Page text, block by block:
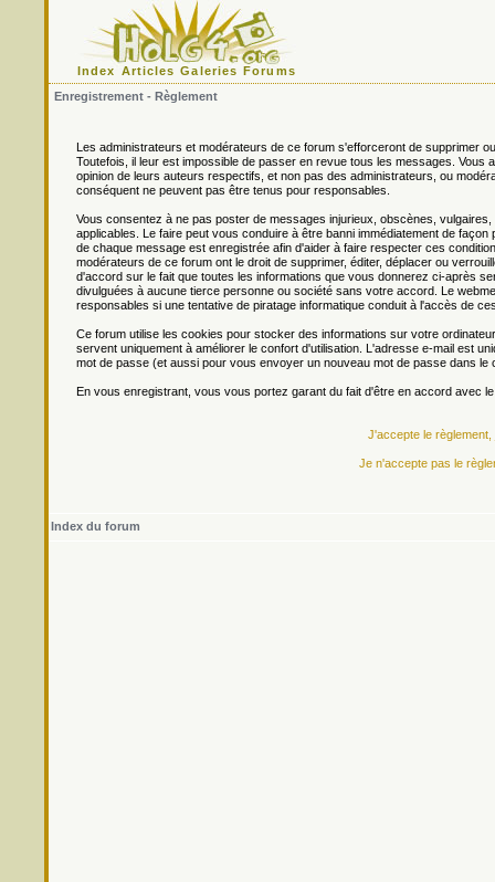
Index Articles Galeries Forums
Enregistrement - Règlement
Les administrateurs et modérateurs de ce forum s'efforceront de supprimer
Toutefois, il leur est impossible de passer en revue tous les messages.
opinion de leurs auteurs respectifs, et non pas des administrateurs, ou
conséquent ne peuvent pas être tenus pour responsables.
Vous consentez à ne pas poster de messages injurieux, obscènes,
applicables. Le faire peut vous conduire à être banni immédiatement de
de chaque message est enregistrée afin d'aider à faire respecter ces
modérateurs de ce forum ont le droit de supprimer, éditer, déplacer ou
d'accord sur le fait que toutes les informations que vous donnerez ci-après
divulguées à aucune tierce personne ou société sans votre accord. Le
responsables si une tentative de piratage informatique conduit à l'accès de
Ce forum utilise les cookies pour stocker des informations sur votre
servent uniquement à améliorer le confort d'utilisation. L'adresse e-mail est
mot de passe (et aussi pour vous envoyer un nouveau mot de passe dans le
En vous enregistrant, vous vous portez garant du fait d'être en accord avec
J'accepte le
Je n'accepte pas le
Index du forum